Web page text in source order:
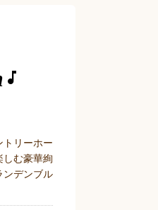
music_note
トリーホー
しむ豪華絢
ンデンブル